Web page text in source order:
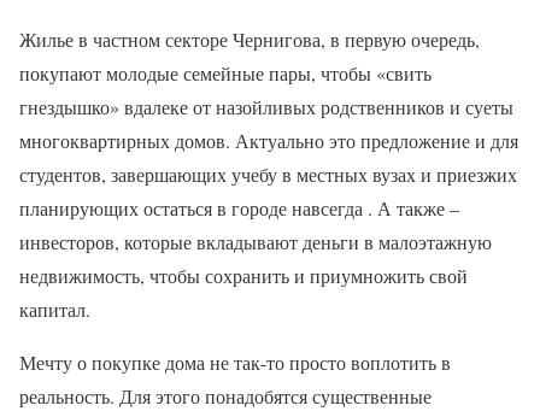
Жилье в частном секторе Чернигова, в первую очередь,
покупают молодые семейные пары, чтобы «свить
гнездышко» вдалеке от назойливых родственников и суеты
многоквартирных домов. Актуально это предложение и для
студентов, завершающих учебу в местных вузах и приезжих
планирующих остаться в городе навсегда . А также –
инвесторов, которые вкладывают деньги в малоэтажную
недвижимость, чтобы сохранить и приумножить свой
капитал.
Мечту о покупке дома не так-то просто воплотить в
реальность. Для этого понадобятся существенные